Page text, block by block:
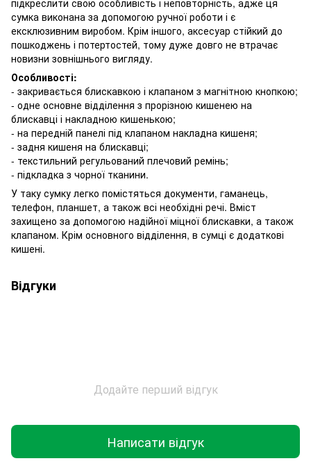
підкреслити свою особливість і неповторність, адже ця
сумка виконана за допомогою ручної роботи і є
ексклюзивним виробом. Крім іншого, аксесуар стійкий до
пошкоджень і потертостей, тому дуже довго не втрачає
новизни зовнішнього вигляду.
Особливості:
- закривається блискавкою і клапаном з магнітною кнопкою;
- одне основне відділення з прорізною кишенею на
блискавці і накладною кишенькою;
- на передній панелі під клапаном накладна кишеня;
- задня кишеня на блискавці;
- текстильний регульований плечовий ремінь;
- підкладка з чорної тканини.
У таку сумку легко помістяться документи, гаманець,
телефон, планшет, а також всі необхідні речі. Вміст
захищено за допомогою надійної міцної блискавки, а також
клапаном. Крім основного відділення, в сумці є додаткові
кишені.
Відгуки
Додайте перший відгук
Написати відгук